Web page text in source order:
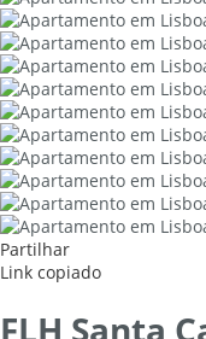
Partilhar
Link copiado
FLH Santa